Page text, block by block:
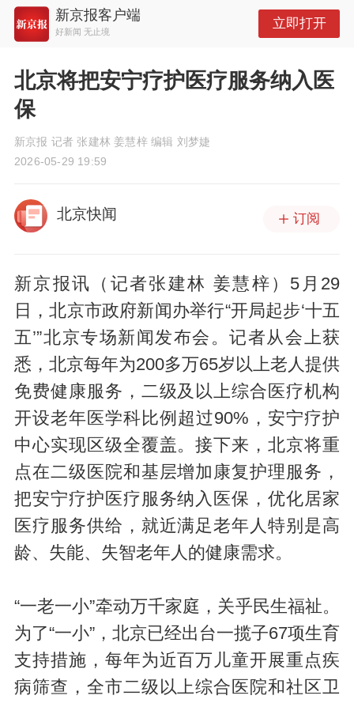
新京报客户端
好新闻 无止境
立即打开
北京将把安宁疗护医疗服务纳入医
保
新京报 记者 张建林 姜慧梓 编辑 刘梦婕
2026-05-29 19:59
北京快闻 订阅
新京报讯（记者张建林 姜慧梓）5月29
日，北京市政府新闻办举行“开局起步‘十五
五’”北京专场新闻发布会。记者从会上获
悉，北京每年为200多万65岁以上老人提供
免费健康服务，二级及以上综合医疗机构
开设老年医学科比例超过90%，安宁疗护
中心实现区级全覆盖。接下来，北京将重
点在二级医院和基层增加康复护理服务，
把安宁疗护医疗服务纳入医保，优化居家
医疗服务供给，就近满足老年人特别是高
龄、失能、失智老年人的健康需求。
“一老一小”牵动万千家庭，关乎民生福祉。
为了“一小”，北京已经出台一揽子67项生育
支持措施，每年为近百万儿童开展重点疾
病筛查，全市二级以上综合医院和社区卫